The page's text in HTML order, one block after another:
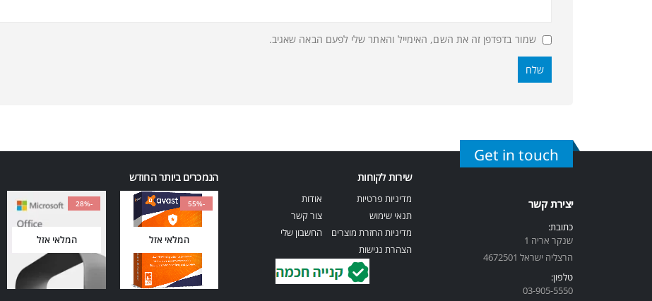
שמור בדפדפן זה את השם, האימייל והאתר שלי לפעם הבאה שאגיב.
Get in touch
יצירת קשר
כתובת:
שנקר אריה 1
הרצליה ישראל 4672501
טלפון:
03-905-5550
שירות לקוחות
מדיניות פרטיות
תנאי שימוש
מדיניות החזרת מוצרים
הצהרת נגישות
אודות
צור קשר
החשבון שלי
הנמכרים ביותר החודש
-55%
המלאי אזל
-28%
המלאי אזל